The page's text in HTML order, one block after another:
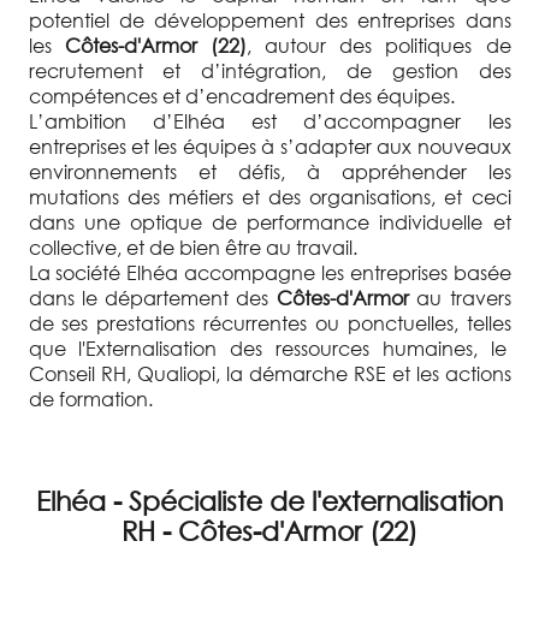
potentiel de développement des entreprises dans
les Côtes-d'Armor (22), autour des politiques de
recrutement et d’intégration, de gestion des
compétences et d’encadrement des équipes.
L’ambition d’Elhéa est d’accompagner les
entreprises et les équipes à s’adapter aux nouveaux
environnements et défis, à appréhender les
mutations des métiers et des organisations, et ceci
dans une optique de performance individuelle et
collective, et de bien être au travail.
La société Elhéa accompagne les entreprises basée
dans le département des Côtes-d'Armorau travers
de ses prestations récurrentes ou ponctuelles, telles
que l'Externalisation des ressources humaines, le
Conseil RH, Qualiopi, la démarche RSE et les actions
de formation.
Elhéa - Spécialiste de l'externalisation
RH - Côtes-d'Armor (22)